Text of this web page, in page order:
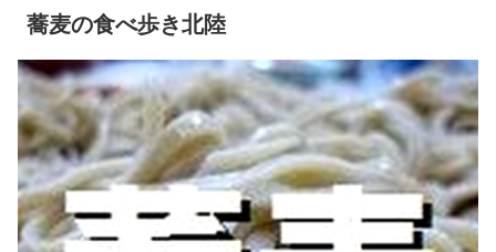
蕎麦の食べ歩き北陸